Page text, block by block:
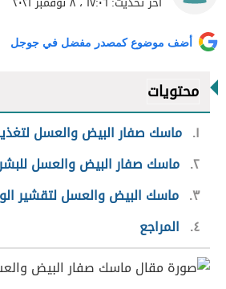
أضف موضوع كمصدر مفضل في جوجل
محتويات
١ ماسك صفار البيض والعسل
٢ ماسك صفار البيض والعسل
٣ ماسك البيض والعسل لتقشير
٤
المراجع